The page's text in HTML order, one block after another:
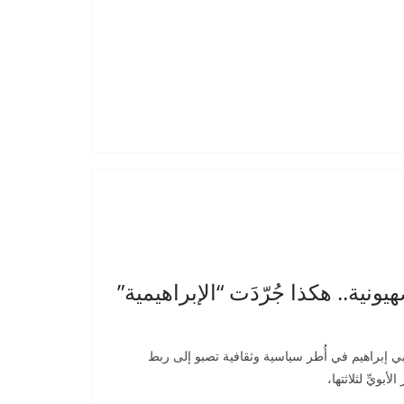
هكذا جُرّدَت “الإبراهيمية”
إبراهيم في أُطر سياسية وثقافية تصبو إلى ربط
لثلاثتها،